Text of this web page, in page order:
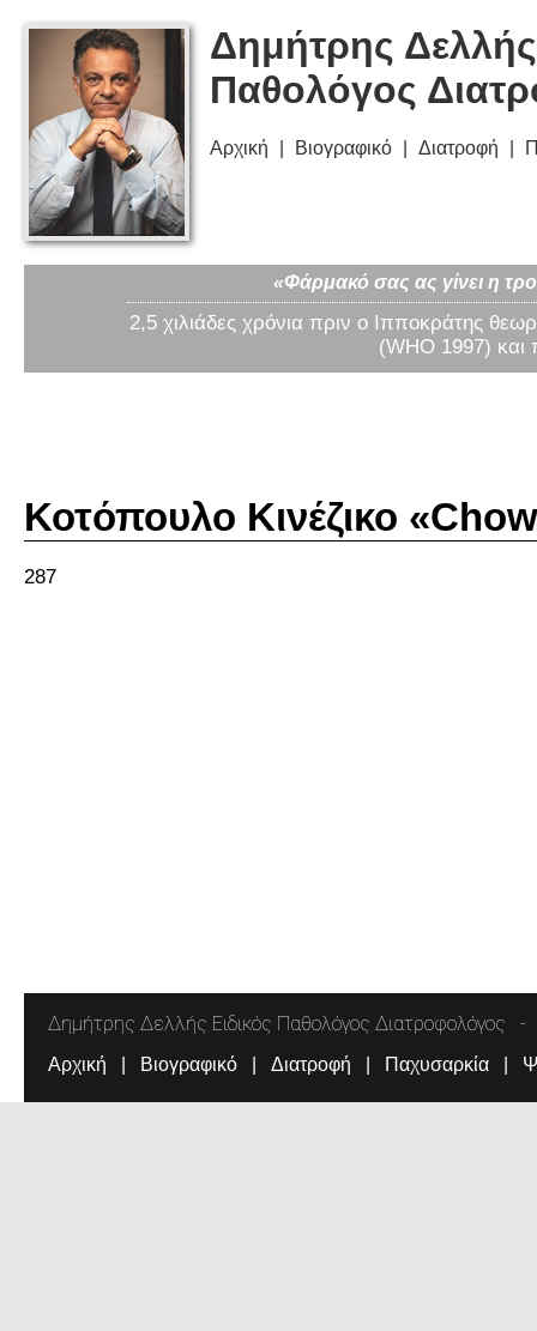
Δημήτρης
Παθολόγος
Αρχική Βιογραφικό Διατροφή
«Φάρμακό σας ας γίνει η
2,5 χιλιάδες χρόνια πριν ο Ιπποκράτης
(WHO 1997) και
Κοτόπουλο Κινέζικο
287
Δημήτρης Δελλής Ειδικός Παθολόγος Διατροφολόγος
Αρχική Βιογραφικό Διατροφή Παχυσαρκία